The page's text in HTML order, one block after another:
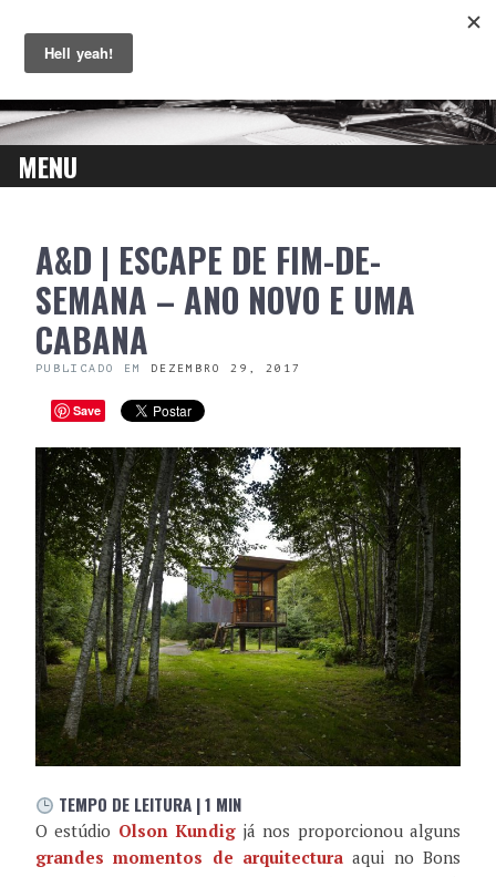
MENU
CONTENTA&D | ESCAPE DE FIM-DE-
SEMANA – ANO NOVO E UMA
CABANA
PUBLICADO EM DEZEMBRO 29, 2017
Save
TEMPO DE LEITURA | 1 MIN
O estúdio Olson Kundigjá nos proporcionou alguns
grandes momentos de arquitectura aqui no Bons